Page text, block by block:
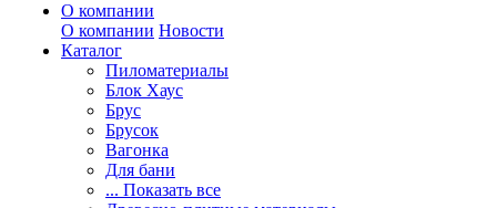
О компании
О компании Новости
Каталог
Пиломатериалы
Блок Хаус
Брус
Брусок
Вагонка
Для бани
... Показать все